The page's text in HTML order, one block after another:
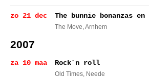
zo 21 dec The bunnie bonanzas en
The Move, Arnhem
2007
za 10 maa Rock´n roll
Old Times, Neede